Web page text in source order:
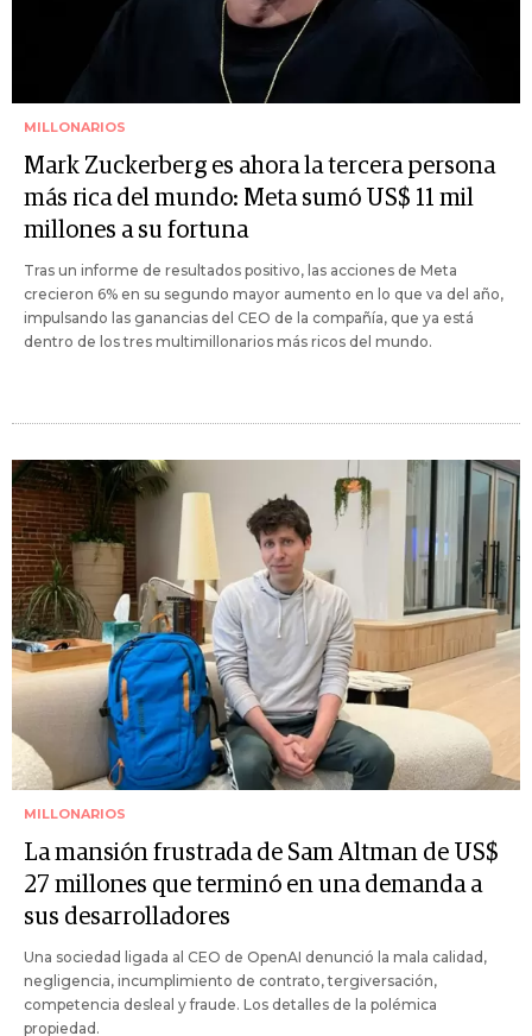
MILLONARIOS
Mark Zuckerberg es ahora la tercera persona
más rica del mundo: Meta sumó US$ 11 mil
millones a su fortuna
Tras un informe de resultados positivo, las acciones de Meta
crecieron 6% en su segundo mayor aumento en lo que va del año,
impulsando las ganancias del CEO de la compañía, que ya está
dentro de los tres multimillonarios más ricos del mundo.
MILLONARIOS
La mansión frustrada de Sam Altman de US$
27 millones que terminó en una demanda a
sus desarrolladores
Una sociedad ligada al CEO de OpenAI denunció la mala calidad,
negligencia, incumplimiento de contrato, tergiversación,
competencia desleal y fraude. Los detalles de la polémica
propiedad.